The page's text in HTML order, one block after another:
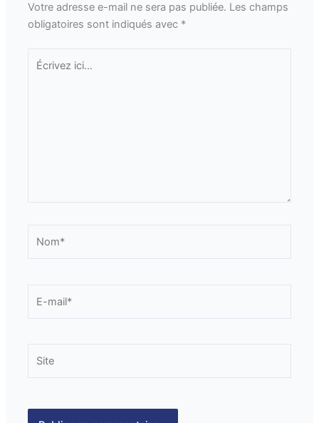
Votre adresse e-mail ne sera pas publiée. Les champs
obligatoires sont indiqués avec *
Écrivez
ici…
mail*